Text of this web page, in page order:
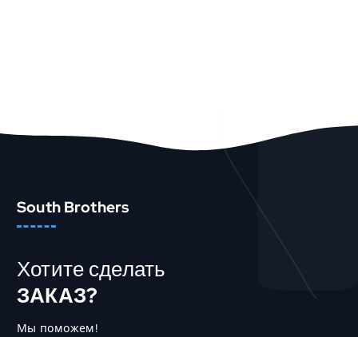
В КОРЗИНУ Быстрый Просмотр
South Brothers
Хотите сделать
ЗАКАЗ?
Мы поможем!